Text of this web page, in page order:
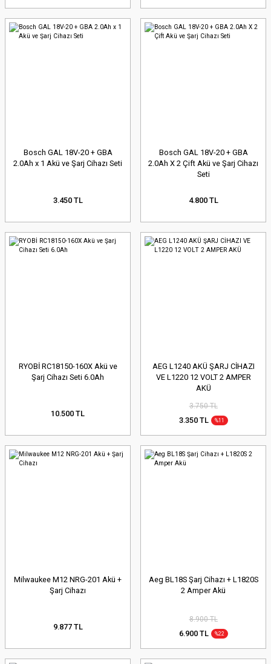
Bosch GAL 18V-20 + GBA
2.0Ah x 1 Akü ve Şarj Cihazı Seti
3.450 TL
Bosch GAL 18V-20 + GBA
2.0Ah X 2 Çift Akü ve Şarj Cihazı
Seti
4.800 TL
RYOBİ RC18150-160X Akü ve
Şarj Cihazı Seti 6.0Ah
10.500 TL
AEG L1240 AKÜ ŞARJ CİHAZI
VE L1220 12 VOLT 2 AMPER
AKÜ
3.750 TL
3.350 TL %11
Milwaukee M12 NRG-201 Akü +
Şarj Cihazı
9.877 TL
Aeg BL18S Şarj Cihazı + L1820S
2 Amper Akü
8.900 TL
6.900 TL %22